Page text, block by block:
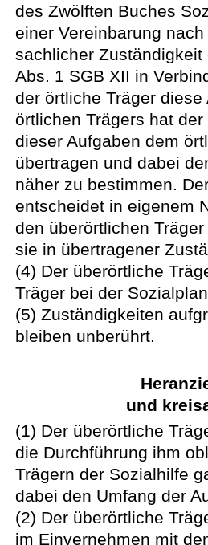
des Zwölften Buches
einer Vereinbarung
sachlicher
Abs. 1 SGB XII in
der örtliche Träger
örtlichen Trägers hat
dieser Aufgaben dem
übertragen und dabei
näher zu bestimmen.
entscheidet in eigenem
den überörtlichen
sie in übertragener
(4) Der überörtliche
Träger bei der
(5) Zuständigkeiten
bleiben unberührt.
und
(1) Der überörtliche
die Durchführung ihm
Trägern der Sozialhilfe
dabei den Umfang der
(2) Der überörtliche
im Einvernehmen mit